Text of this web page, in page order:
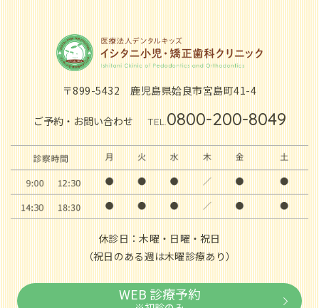
〒899-5432 鹿児島県姶良市宮島町41-4
ご予約・お問い合わせ TEL.0800-200-8049
休診日：木曜・日曜・祝日
（祝日のある週は木曜診療あり）
WEB 診療予約